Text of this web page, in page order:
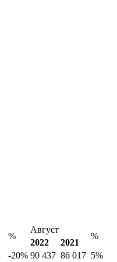
%
Август
%
2022
2021
-20% 90 437 86 017 5%